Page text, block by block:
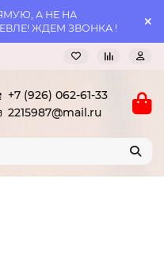
А НЕ НА
ЖДЕМ ЗВОНКА !
+7 (926) 062-61-33
2215987@mail.ru